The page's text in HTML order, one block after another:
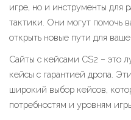
игре, но и инструменты для
тактики. Они могут помочь
открыть новые пути для
Сайты с кейсами CS2 – это
кейсы с гарантией дропа.
широкий выбор кейсов,
потребностям и уровням